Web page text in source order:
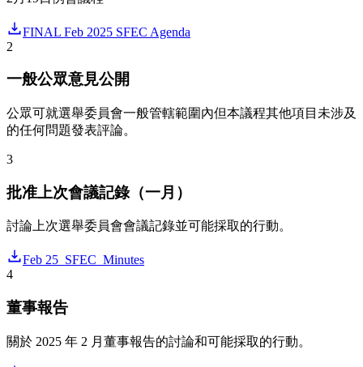
FINAL Feb 2025 SFEC Agenda
2
一般公眾意見公開
公眾可就選舉委員會一般管轄範圍內但本議程其他項目未涉及
的任何問題發表評論。
3
批准上次會議記錄（一月）
討論上次選舉委員會會議記錄並可能採取的行動。
Feb 25_SFEC_Minutes
4
董事報告
關於 2025 年 2 月董事報告的討論和可能採取的行動。